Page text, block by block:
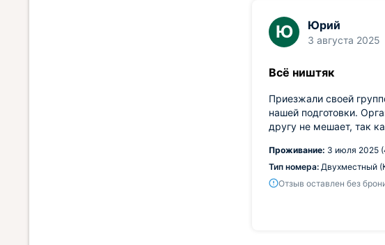
Ю Юрий
3 августа 2025
Всё ништяк
Приезжали своей
нашей подготовки.
другу не мешает, так
Проживание: 3 июля 2025
Тип номера: Двухместный
Отзыв оставлен без